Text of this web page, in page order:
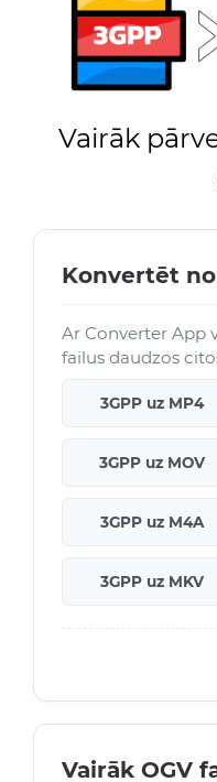
Vairāk
Konvertēt no
Ar Converter App
failus daudzos
3GPP uz MP4
3GPP uz MOV
3GPP uz M4A
3GPP uz MKV
Vairāk OGV